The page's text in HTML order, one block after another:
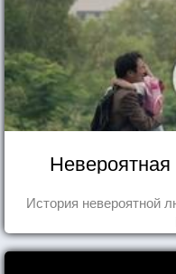
Невероятная
История невероятной